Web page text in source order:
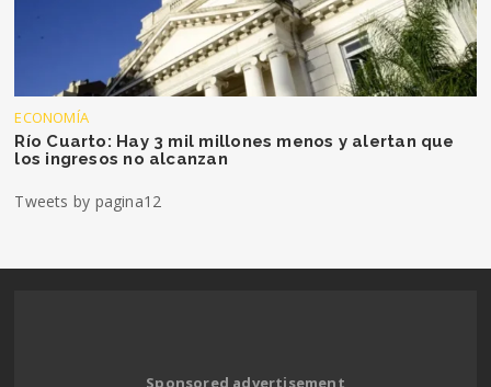
ECONOMÍA
Río Cuarto: Hay 3 mil millones menos y alertan que
los ingresos no alcanzan
Tweets by pagina12